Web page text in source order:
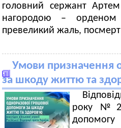
головний сержант
нагородою – орденом
превеликий жаль,
Умови призначення
за шкоду життю та
року